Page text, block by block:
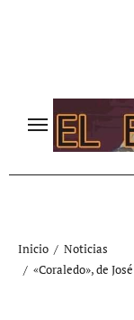
Inicio
Noticias
«Coraledo», de